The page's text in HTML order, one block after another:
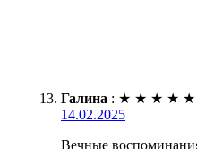
Галина : ★ ★ ★ ★ ★
14.02.2025
Вечные